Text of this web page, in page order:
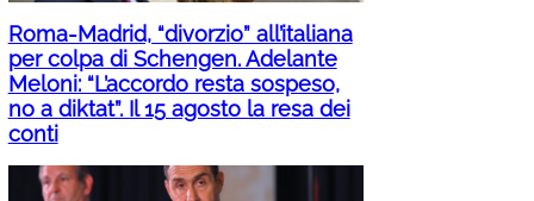
Roma-Madrid, “divorzio” all’italiana
per colpa di Schengen. Adelante
Meloni: “L’accordo resta sospeso,
no a diktat”. Il 15 agosto la resa dei
conti